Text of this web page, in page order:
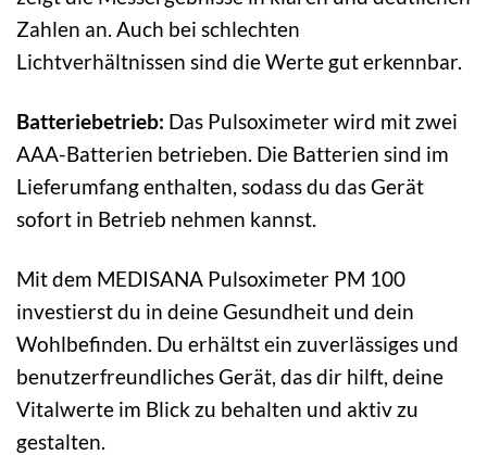
Zahlen an. Auch bei schlechten
Lichtverhältnissen sind die Werte gut erkennbar.
Batteriebetrieb: Das Pulsoximeter wird mit zwei
AAA-Batterien betrieben. Die Batterien sind im
Lieferumfang enthalten, sodass du das Gerät
sofort in Betrieb nehmen kannst.
Mit dem MEDISANA Pulsoximeter PM 100
investierst du in deine Gesundheit und dein
Wohlbefinden. Du erhältst ein zuverlässiges und
benutzerfreundliches Gerät, das dir hilft, deine
Vitalwerte im Blick zu behalten und aktiv zu
gestalten.